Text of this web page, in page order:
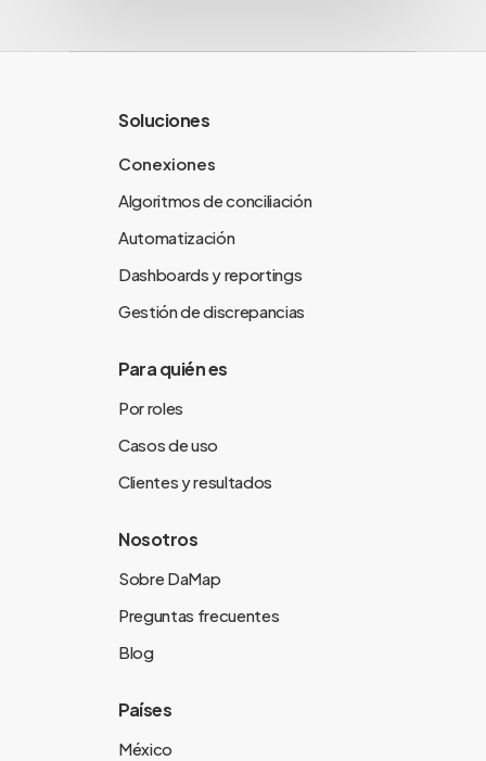
Soluciones
Conexiones
Algoritmos de conciliación
Automatización
Dashboards y reportings
Gestión de discrepancias
Para quién es
Por roles
Casos de uso
Clientes y resultados
Nosotros
Sobre DaMap
Preguntas frecuentes
Blog
Países
México